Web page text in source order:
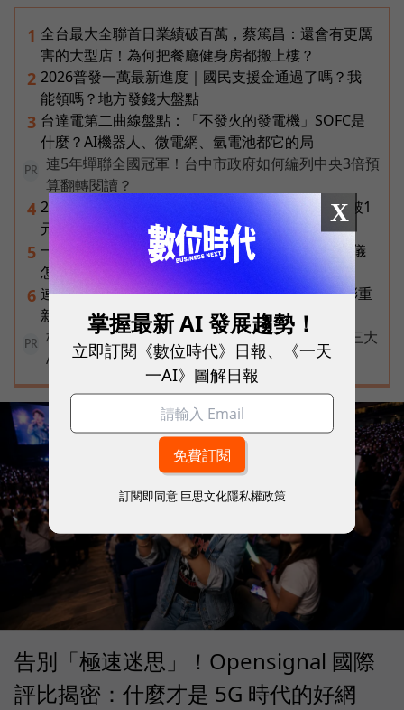
1 全台最大全聯首日業績破百萬，蔡篤昌：還會有更厲
害的大型店！為何把餐廳健身房都搬上樓？
2 2026普發一萬最新進度｜國民支援金通過了嗎？我
能領嗎？地方發錢大盤點
3 台達電第二曲線盤點：「不發火的發電機」SOFC是
什麼？AI機器人、微電網、氫電池都它的局
PR
連5年蟬聯全國冠軍！台中市政府如何編列中央3倍預
算翻轉閱讀？
4 2026年8月ETF配息盤點｜19檔一次看，00878衝破1
元創高、00929殖利率逾16%
5 一張遺照「開口」說話，中間有8道關卡！翊嘉禮儀
怎麼做出AI告別式，讓逝者最後道別？
6 連黃仁勳都叫年輕人當水電工！程世嘉：智慧通膨重
新定義「有價值的人」到底什麼樣子？
PR
核保快六成、理賠判讀再加速！富邦人壽如何用三大
AI助理重塑保險服務？
告別「極速迷思」！Opensignal 國際
評比揭密：什麼才是 5G 時代的好網
X
掌握最新 AI 發展趨勢！
立即訂閱《數位時代》日報、《一天
一AI》圖解日報
訂閱即同意 巨思文化隱私權政策